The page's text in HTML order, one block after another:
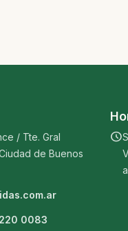
/ Tte. Gral
de Buenos
0083
schedule